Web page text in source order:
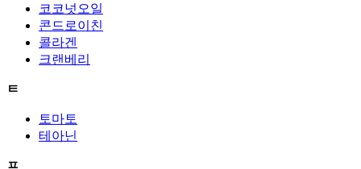
코코넛오일
콘드로이친
콜라겐
크랜베리
ㅌ
토마토
테아닌
ㅍ